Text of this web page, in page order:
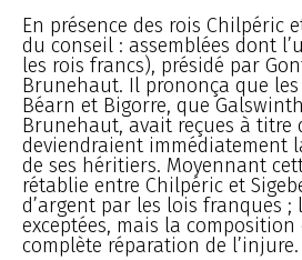
En présence des rois Chilpéric
du conseil : assemblées dont
les rois francs), présidé par
Brunehaut. Il prononça que les
Béarn et Bigorre, que
Brunehaut, avait reçues à titre
deviendraient immédiatement
de ses héritiers. Moyennant
rétablie entre Chilpéric et
d’argent par les lois franques
exceptées, mais la
complète réparation de l’injure.